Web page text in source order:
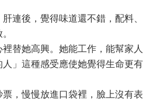
連後，覺得味道還不錯，配料、
替她高興。她能工作，能幫家人
」這種感受應使她覺得生命更有
，慢慢放進口袋裡，臉上沒有表